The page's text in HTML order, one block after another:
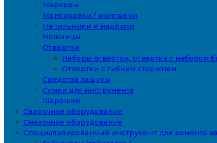
Маркеры
Монтировки / монтажки
Напильники и надфили
Ножницы
Отвертки
Наборы отверток, отвертка с набором
Отвертки с гибким стержнем
Средства защиты
Сумки для инструмента
Шарошки
Сварочное оборудование
Смазочное оборудование
Специализированный инструмент для ремонта